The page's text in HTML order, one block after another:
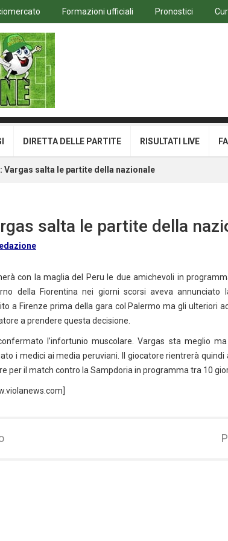
Formazioni ufficiali Pronostici
DIRETTA DELLE PARTITE RISULTATI LIVE
Vargas salta le partite della nazionale
salta le partite della
con la maglia del Peru le due amichevoli in
della Fiorentina nei giorni scorsi aveva annunciato
a Firenze prima della gara col Palermo ma gli ulteriori
a prendere questa decisione.
l’infortunio muscolare. Vargas sta meglio
i medici ai media peruviani. Il giocatore rientrerà
per il match contro la Sampdoria in programma tra 10